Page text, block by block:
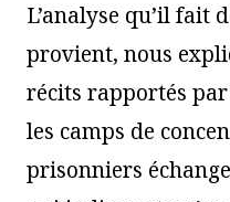
L’analyse qu’il fait
provient, nous
récits rapportés
les camps de
prisonniers